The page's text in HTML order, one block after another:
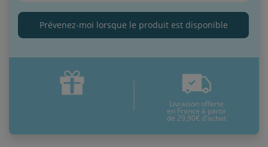
Prévenez-moi lorsque le produit est disponible
Livraison offerte
en France à partir
de 29,90€ d'achat